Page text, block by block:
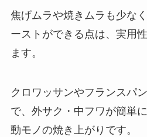
焦げムラや焼きムラも少な
ーストができる点は、実用
ます。
クロワッサンやフランスパ
で、外サク・中フワが簡単
動モノの焼き上がりです。